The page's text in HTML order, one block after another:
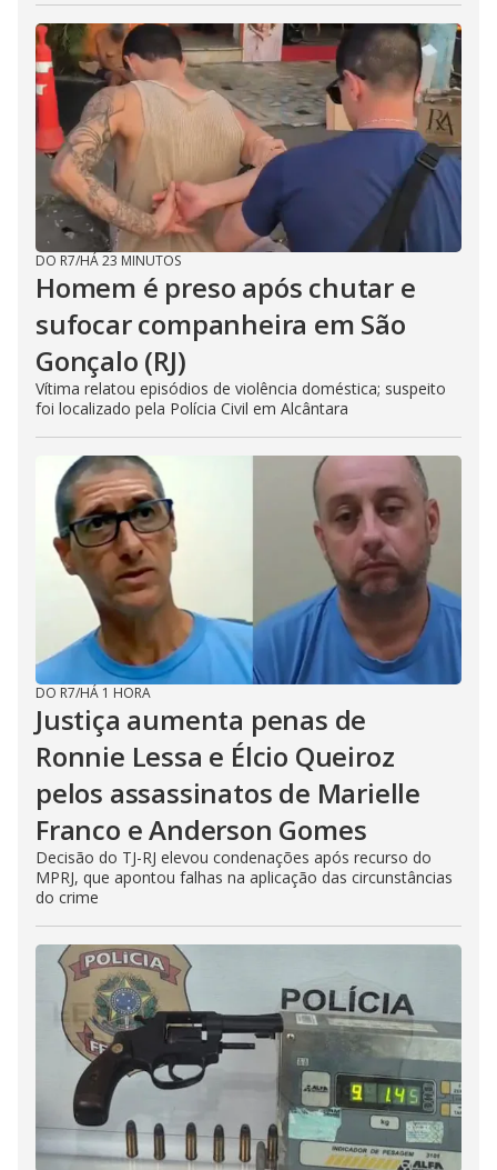
DO R7/HÁ 23 MINUTOS
Homem é preso após chutar e
sufocar companheira em São
Gonçalo (RJ)
Vítima relatou episódios de violência doméstica; suspeito
foi localizado pela Polícia Civil em Alcântara
DO R7/HÁ 1 HORA
Justiça aumenta penas de
Ronnie Lessa e Élcio Queiroz
pelos assassinatos de Marielle
Franco e Anderson Gomes
Decisão do TJ-RJ elevou condenações após recurso do
MPRJ, que apontou falhas na aplicação das circunstâncias
do crime